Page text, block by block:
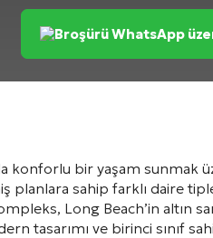
Broşürü WhatsApp
konforlu bir yaşam sunmak
planlara sahip farklı daire
Long Beach’in altın
tasarımı ve birinci sınıf